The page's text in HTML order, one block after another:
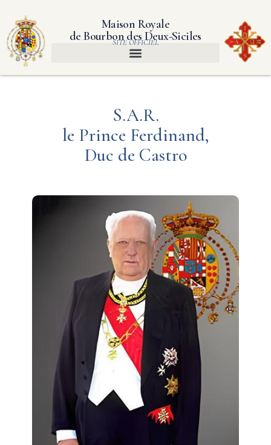
Maison Royale
de Bourbon des Deux-Siciles
SITE OFFICIEL
S.A.R.
le Prince Ferdinand,
Duc de Castro